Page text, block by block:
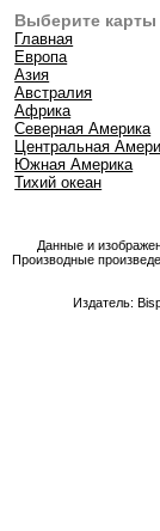
Выберите карты
Главная
Европа
Азия
Австралия
Африка
Северная Америка
Центральная
Южная Америка
Тихий океан
Данные и
Производные
Издатель: